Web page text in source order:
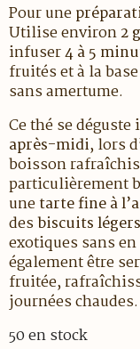
Pour une
Utilise environ2
infuser4 à 5
fruités et à la
sans amertume.
Ce thé se
après-midi, lors
boisson
particulièrement
unetarte fine à
desbiscuits légers
exotiques sans
également être
fruitée,
journées chaudes.
50 en stock